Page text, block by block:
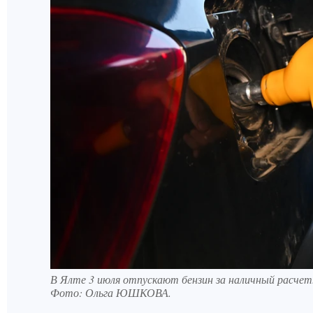
В Ялте 3 июля отпускают бензин за наличный
Фото: Ольга ЮШКОВА.